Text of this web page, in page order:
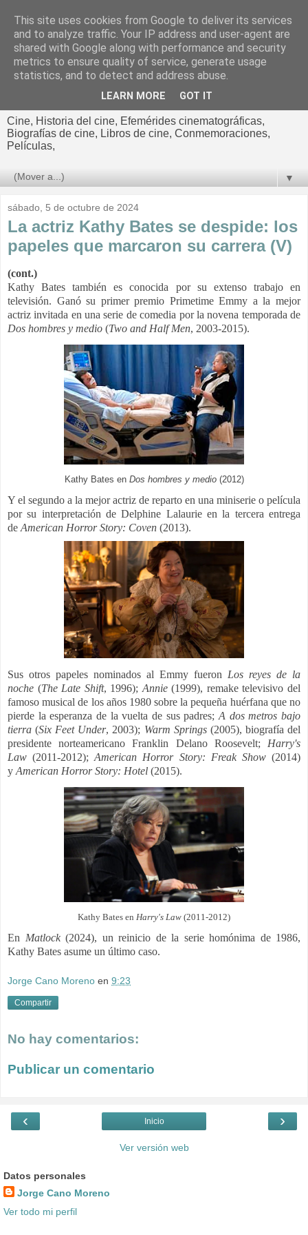
El cultural
cinematográfico de Jorge
Cine, Historia del cine, Efemérides cinematográficas,
Biografías de cine, Libros de cine, Conmemoraciones,
Películas,
▼
sábado, 5 de octubre de 2024
La actriz Kathy Bates se despide: los
papeles que marcaron su carrera (V)
(cont.)
Kathy Bates también es conocida por su extenso trabajo en
televisión. Ganó su primer premio Primetime Emmy a la mejor
actriz invitada en una serie de comedia por la novena temporada de
Dos hombres y medio (Two and Half Men, 2003-2015).
Kathy Bates en Dos hombres y medio(2012)
Y el segundo a la mejor actriz de reparto en una miniserie o película
por su interpretación de Delphine Lalaurie en la tercera entrega
de American Horror Story: Coven (2013).
Sus otros papeles nominados al Emmy fueron Los reyes de la
noche (The Late Shift, 1996); Annie(1999), remake televisivo del
famoso musical de los años 1980 sobre la pequeña huérfana que no
pierde la esperanza de la vuelta de sus padres; A dos metros bajo
tierra (Six Feet Under, 2003); Warm Springs(2005), biografía del
presidente norteamericano Franklin Delano Roosevelt; Harry's
Law (2011-2012);American Horror Story: Freak Show(2014)
y American Horror Story: Hotel (2015).
Kathy Bates en Harry's Law (2011-2012)
En Matlock (2024), un reinicio de la serie homónima de 1986,
Kathy Bates asume un último caso.
Jorge Cano Moreno en 9:23
Compartir
No hay comentarios:
Publicar un comentario
‹ ›
Inicio
Ver versión web
Datos personales
Jorge Cano Moreno
Ver todo mi perfil
This site uses cookies from Google to deliver its services
and to analyze traffic. Your IP address and user-agent are
shared with Google along with performance and security
metrics to ensure quality of service, generate usage
statistics, and to detect and address abuse.
LEARN MORE GOT IT